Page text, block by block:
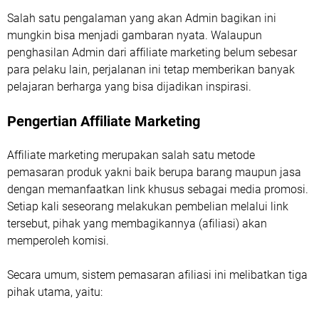
Salah satu pengalaman yang akan Admin bagikan ini
mungkin bisa menjadi gambaran nyata. Walaupun
penghasilan Admin dari affiliate marketing belum sebesar
para pelaku lain, perjalanan ini tetap memberikan banyak
pelajaran berharga yang bisa dijadikan inspirasi.
Pengertian Affiliate Marketing
Affiliate marketing merupakan salah satu metode
pemasaran produk yakni baik berupa barang maupun jasa
dengan memanfaatkan link khusus sebagai media promosi.
Setiap kali seseorang melakukan pembelian melalui link
tersebut, pihak yang membagikannya (afiliasi) akan
memperoleh komisi.
Secara umum, sistem pemasaran afiliasi ini melibatkan tiga
pihak utama, yaitu: